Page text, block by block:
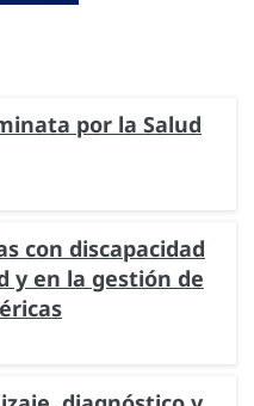
por la Salud
con discapacidad
y en la gestión de